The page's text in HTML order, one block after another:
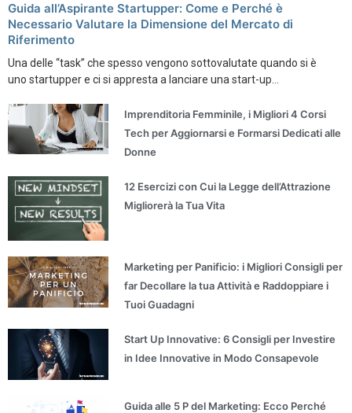
Guida all’Aspirante Startupper: Come e Perché è
Necessario Valutare la Dimensione del Mercato di
Riferimento
Una delle “task” che spesso vengono sottovalutate quando si è
uno startupper e ci si appresta a lanciare una start-up...
Imprenditoria Femminile, i Migliori 4 Corsi
Tech per Aggiornarsi e Formarsi Dedicati alle
Donne
12 Esercizi con Cui la Legge dell’Attrazione
Migliorerà la Tua Vita
Marketing per Panificio: i Migliori Consigli per
far Decollare la tua Attività e Raddoppiare i
Tuoi Guadagni
Start Up Innovative: 6 Consigli per Investire
in Idee Innovative in Modo Consapevole
Guida alle 5 P del Marketing: Ecco Perché